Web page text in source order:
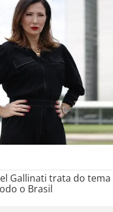
Gallinati trata do
o Brasil